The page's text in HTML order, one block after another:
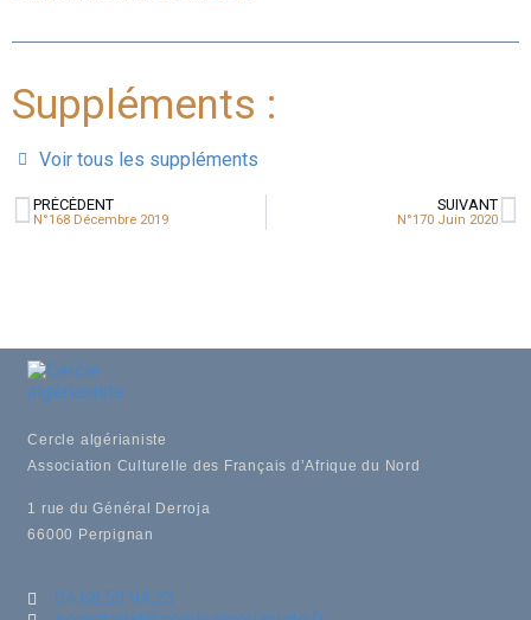
Suppléments :
Voir tous les suppléments
PRÉCÉDENT
N°168 Décembre 2019
SUIVANT
N°170 Juin 2020
Cercle algérianiste
Association Culturelle des Français d’Afrique du Nord
1 rue du Général Derroja
66000 Perpignan
04.68.53.94.23